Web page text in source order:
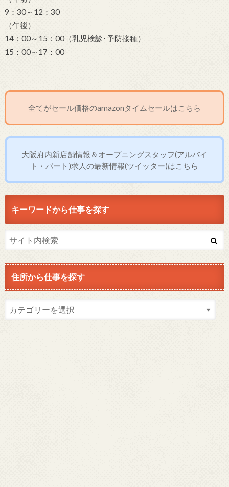
9：30～12：30
（午後）
14：00～15：00（乳児検診･予防接種）
15：00～17：00
全てがセール価格のamazonタイムセールはこちら
大阪府内新店舗情報＆オープニングスタッフ(アルバイ
ト・パート)求人の最新情報(ツイッター)はこちら
キーワードから仕事を探す
住所から仕事を探す